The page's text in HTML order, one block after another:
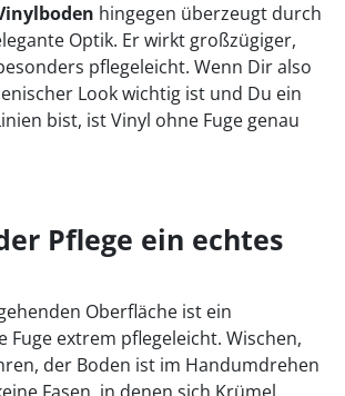
hingegen überzeugt durch
Optik. Er wirkt großzügiger,
pflegeleicht. Wenn Dir also
Look wichtig ist und Du ein
bist, ist Vinyl ohne Fuge genau
Pflege ein echtes
Oberfläche ist ein
Fuge extrem pflegeleicht. Wischen,
der Boden ist im Handumdrehen